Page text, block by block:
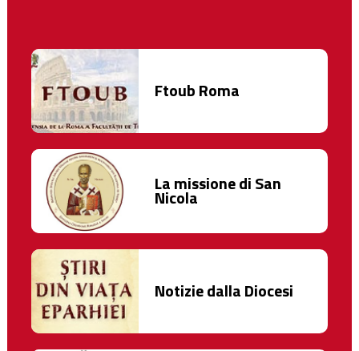
Ftoub Roma
La missione di San
Nicola
Notizie dalla Diocesi